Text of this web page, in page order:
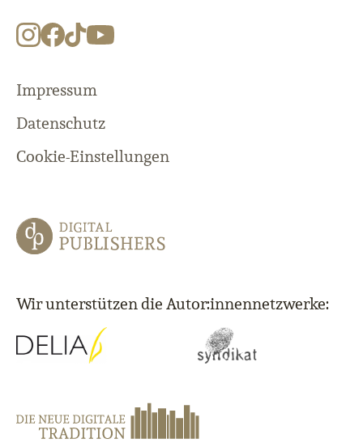
Impressum
Datenschutz
Cookie-Einstellungen
Wir unterstützen die Autor:innennetzwerke: